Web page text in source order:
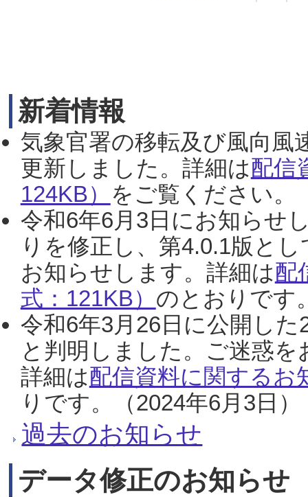
新着情報
気象官署の移転及び風向風
更新しました。詳細は配信
124KB） をご覧ください。
令和6年6月3日にお知らせ
りを修正し、第4.0.1版と
お知らせします。詳細は配
式：121KB） のとおりです
令和6年3月26日に公開し
と判明しました。ご迷惑
詳細は配信資料に関するお
りです。（2024年6月3日）
過去のお知らせ
データ修正のお知らせ